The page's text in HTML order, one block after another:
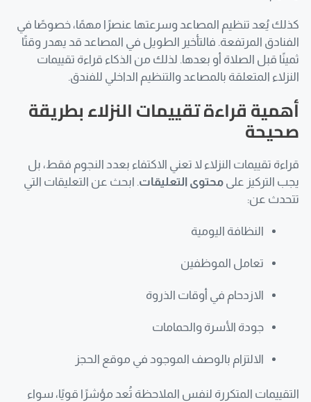
كذلك يُعد تنظيم المصاعد وسرعتها عنصرًا مهمًا، خصوصًا في
الفنادق المرتفعة. فالتأخير الطويل في المصاعد قد يهدر وقتًا
ثمينًا قبل الصلاة أو بعدها. لذلك من الذكاء قراءة تقييمات
النزلاء المتعلقة بالمصاعد والتنظيم الداخلي للفندق.
أهمية قراءة تقييمات النزلاء بطريقة
صحيحة
قراءة تقييمات النزلاء لا تعني الاكتفاء بعدد النجوم فقط، بل
يجب التركيز على محتوى التعليقات. ابحث عن التعليقات التي
تتحدث عن:
النظافة اليومية
تعامل الموظفين
الازدحام في أوقات الذروة
جودة الأسرة والحمامات
الالتزام بالوصف الموجود في موقع الحجز
التقييمات المتكررة لنفس الملاحظة تُعد مؤشرًا قويًا، سواء